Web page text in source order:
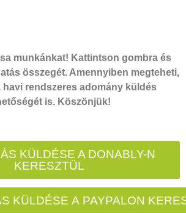
munkánkat! Kattintson gombra és
összegét. Amennyiben megteheti,
havi rendszeres adomány küldés
is. Köszönjük!
KÜLDÉSE A DONABLY-N
KERESZTÜL
KÜLDÉSE A PAYPALON